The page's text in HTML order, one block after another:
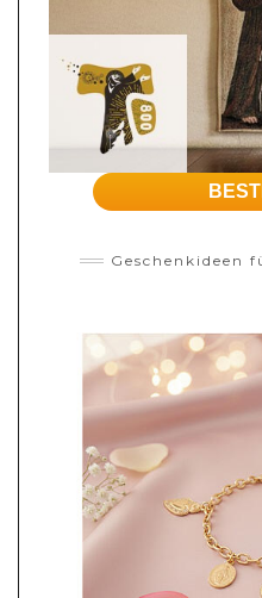
Geschenkideen